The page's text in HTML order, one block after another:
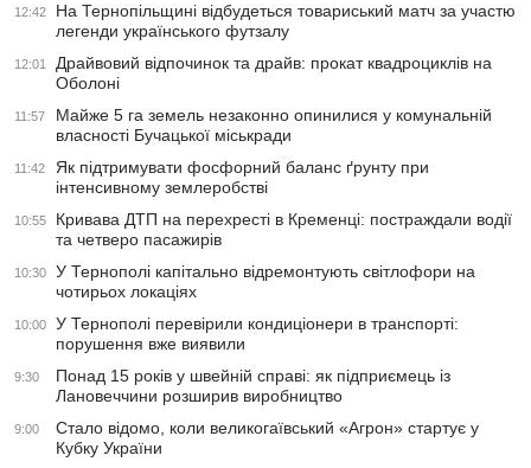
12:42
На Тернопільщині відбудеться товариський матч за участю
легенди українського футзалу
12:01
Драйвовий відпочинок та драйв: прокат квадроциклів на
Оболоні
11:57
Майже 5 га земель незаконно опинилися у комунальній
власності Бучацької міськради
11:42
Як підтримувати фосфорний баланс ґрунту при
інтенсивному землеробстві
10:55
Кривава ДТП на перехресті в Кременці: постраждали водії
та четверо пасажирів
10:30
У Тернополі капітально відремонтують світлофори на
чотирьох локаціях
10:00
У Тернополі перевірили кондиціонери в транспорті:
порушення вже виявили
9:30
Понад 15 років у швейній справі: як підприємець із
Лановеччини розширив виробництво
9:00
Стало відомо, коли великогаївський «Агрон» стартує у
Кубку України